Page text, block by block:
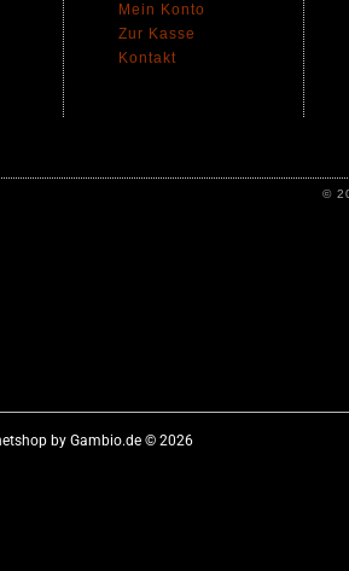
Mein Konto
Zur Kasse
Kontakt
©
by Gambio.de © 2026